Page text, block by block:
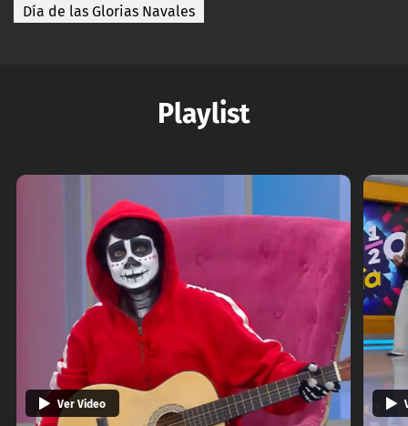
Día de las Glorias Navales
Playlist
Ver Video